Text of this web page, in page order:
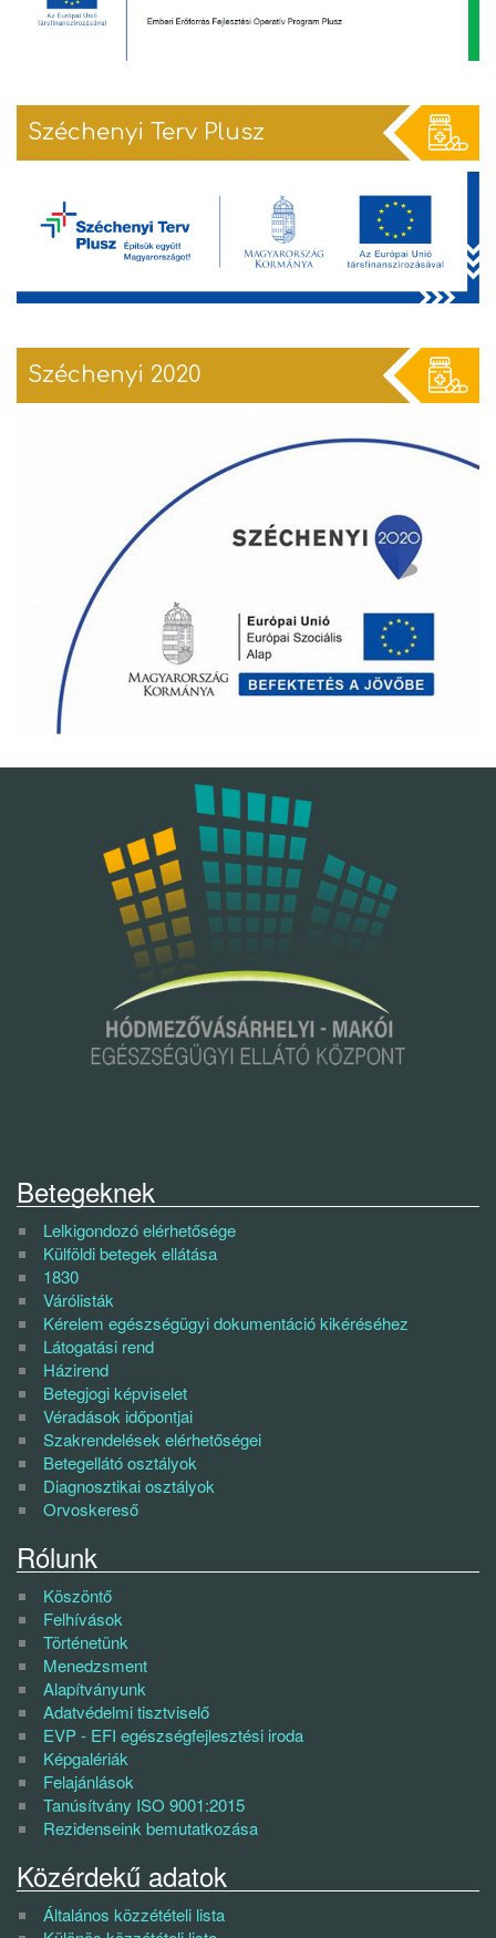
Széchenyi Terv Plusz
Széchenyi 2020
Betegeknek
Lelkigondozó elérhetősége
Külföldi betegek ellátása
1830
Várólisták
Kérelem egészségügyi dokumentáció kikéréséhez
Látogatási rend
Házirend
Betegjogi képviselet
Véradások időpontjai
Szakrendelések elérhetőségei
Betegellátó osztályok
Diagnosztikai osztályok
Orvoskereső
Rólunk
Köszöntő
Felhívások
Történetünk
Menedzsment
Alapítványunk
Adatvédelmi tisztviselő
EVP - EFI egészségfejlesztési iroda
Képgalériák
Felajánlások
Tanúsítvány ISO 9001:2015
Rezidenseink bemutatkozása
Közérdekű adatok
Általános közzétételi lista